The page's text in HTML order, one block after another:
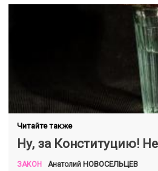
Читайте также
Ну, за Конституцию!
ЗАКОН Анатолий НОВОСЕЛЬЦЕВ